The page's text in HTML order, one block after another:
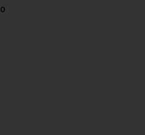
+ GO LIP OIL 립 오일